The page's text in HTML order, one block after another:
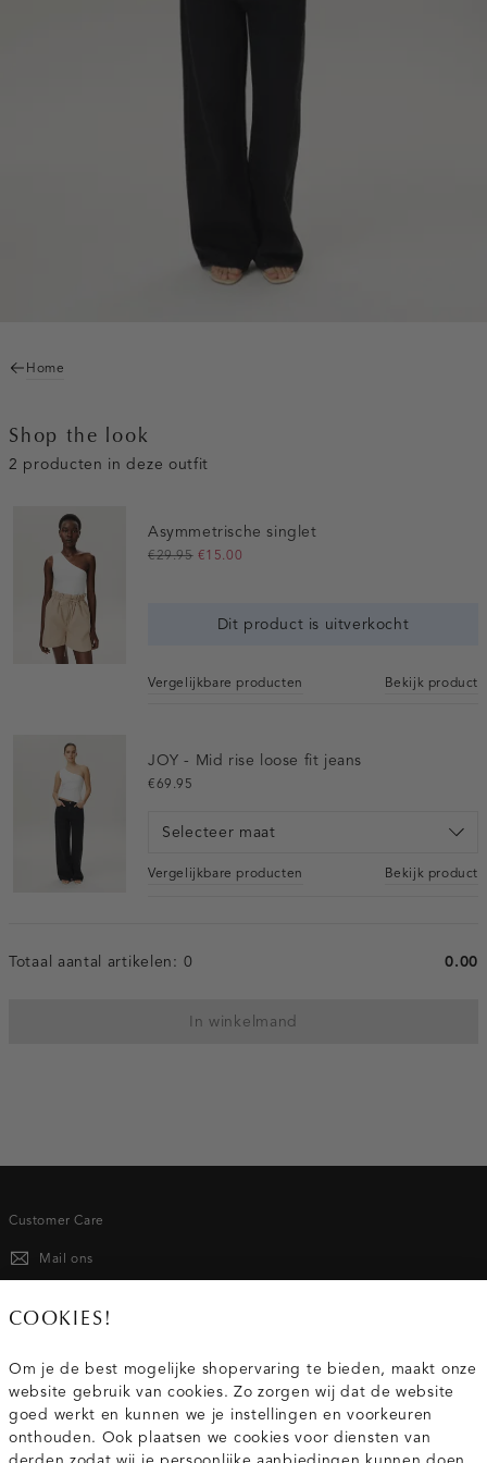
Home
Shop the look
2 producten in deze outfit
Asymmetrische singlet
€29.95 €15.00
Dit product is uitverkocht
Vergelijkbare producten Bekijk product
JOY - Mid rise loose fit jeans
€69.95
Selecteer maat
Vergelijkbare producten Bekijk product
Totaal aantal artikelen: 0 0.00
In winkelmand
Customer Care
Mail ons
020 - 3412 667
Service
COOKIES!
Om je de best mogelijke shopervaring te bieden, maakt onze
website gebruik van cookies. Zo zorgen wij dat de website
goed werkt en kunnen we je instellingen en voorkeuren
onthouden. Ook plaatsen we cookies voor diensten van